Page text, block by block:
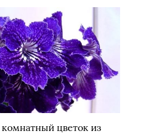
цветок из